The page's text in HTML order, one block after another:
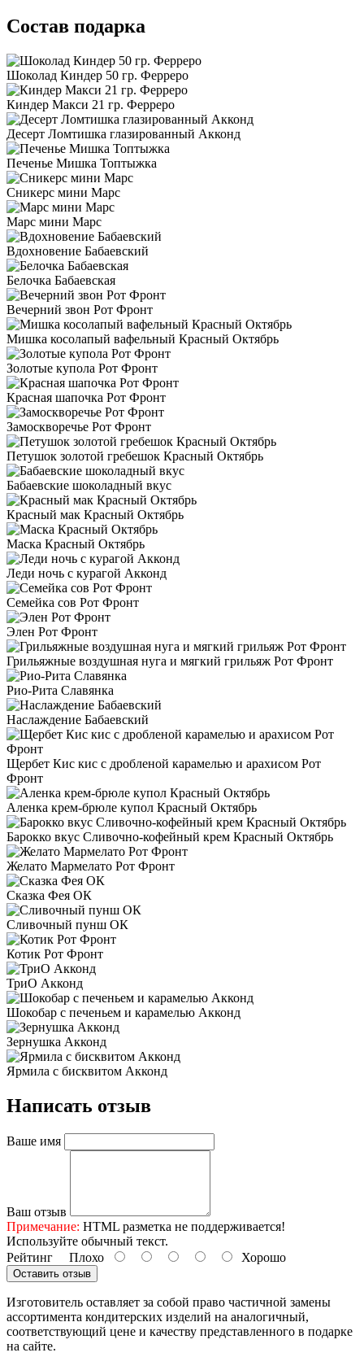
Состав подарка
Шоколад Киндер 50 гр. Ферреро
Киндер Макси 21 гр. Ферреро
Десерт Ломтишка глазированный Акконд
Печенье Мишка Топтыжка
Сникерс мини Марс
Марс мини Марс
Вдохновение Бабаевский
Белочка Бабаевская
Вечерний звон Рот Фронт
Мишка косолапый вафельный Красный Октябрь
Золотые купола Рот Фронт
Красная шапочка Рот Фронт
Замоскворечье Рот Фронт
Петушок золотой гребешок Красный Октябрь
Бабаевские шоколадный вкус
Красный мак Красный Октябрь
Маска Красный Октябрь
Леди ночь с курагой Акконд
Семейка сов Рот Фронт
Элен Рот Фронт
Грильяжные воздушная нуга и мягкий грильяж Рот Фронт
Рио-Рита Славянка
Наслаждение Бабаевский
Щербет Кис кис с дробленой карамелью и арахисом Рот
Фронт
Аленка крем-брюле купол Красный Октябрь
Барокко вкус Сливочно-кофейный крем Красный Октябрь
Желато Мармелато Рот Фронт
Сказка Фея ОК
Сливочный пунш ОК
Котик Рот Фронт
ТриО Акконд
Шокобар с печеньем и карамелью Акконд
Зернушка Акконд
Ярмила с бисквитом Акконд
Написать отзыв
Ваше имя
Ваш отзыв
Примечание: HTML разметка не поддерживается!
Используйте обычный текст.
Рейтинг Плохо Хорошо
Оставить отзыв
Изготовитель оставляет за собой право частичной замены
ассортимента кондитерских изделий на аналогичный,
соответствующий цене и качеству представленного в подарке
на сайте.